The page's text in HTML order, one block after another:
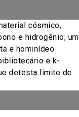
cósmico,
e hidrogênio; um
e hominídeo
e k-
detesta limite de